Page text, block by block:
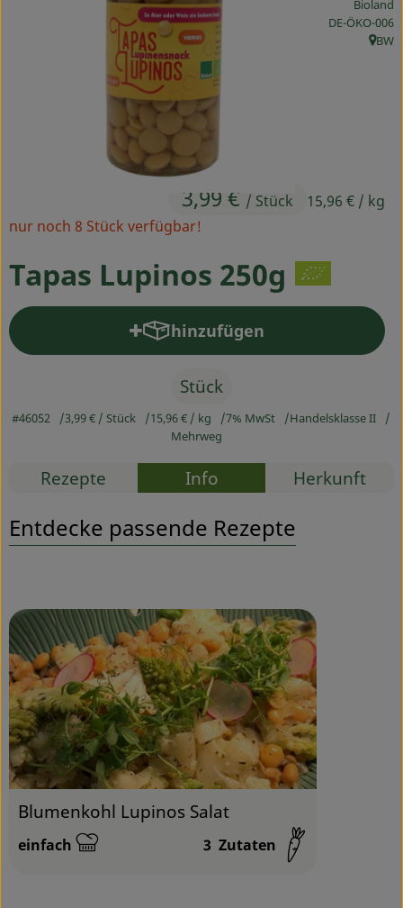
Obst & Gemüse
Über uns
Tapas Lupinos 250g
3,99 € / Stück 15,96 € / kg
nur noch 8 Stück verfügbar!
Bioland
,DE-ÖKO-006
,BW
hinzufügen
Produkt zum Warenkorb
Stück
#46052 3,99 € / Stück 15,96 € / kg 7% MwSt
Handelsklasse II
Mehrweg
Rezepte Info Herkunft
Entdecke passende Rezepte
Blumenkohl Lupinos Salat
Schwierigkeit:
einfach 3 Zutaten
Rezept zu